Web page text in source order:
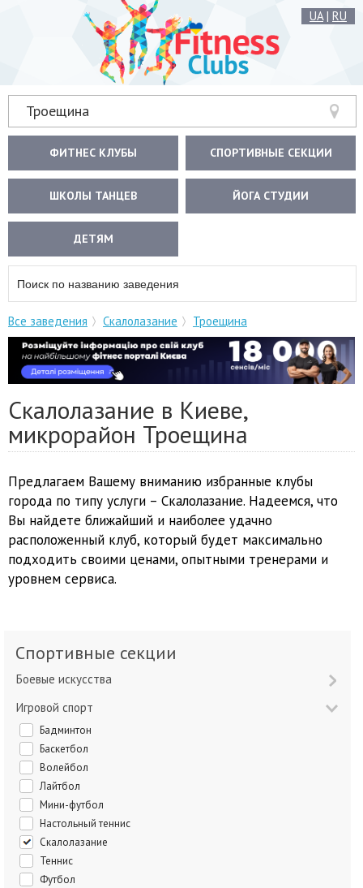
UA| RU
Троещина
ФИТНЕС КЛУБЫ СПОРТИВНЫЕ СЕКЦИИ
ШКОЛЫ ТАНЦЕВ ЙОГА СТУДИИ
ДЕТЯМ
Все заведения Скалолазание Троещина
Скалолазание в Киеве,
микрорайон Троещина
Предлагаем Вашему вниманию избранные клубы
города по типу услуги – Скалолазание. Надеемся, что
Вы найдете ближайший и наиболее удачно
расположенный клуб, который будет максимально
подходить своими ценами, опытными тренерами и
уровнем сервиса.
Спортивные секции
Боевые искусства
Игровой спорт
Бадминтон
Баскетбол
Волейбол
Лайтбол
Мини-футбол
Настольный теннис
Скалолазание
Теннис
Футбол